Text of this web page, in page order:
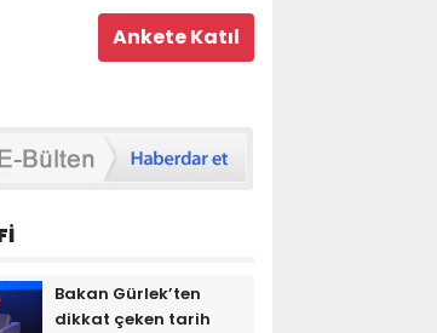
Bakan Gürlek’ten
dikkat çeken tarih